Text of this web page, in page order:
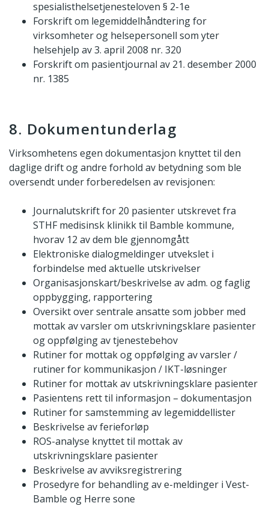
spesialisthelsetjenesteloven § 2-1e
Forskrift om legemiddelhåndtering for
virksomheter og helsepersonell som yter
helsehjelp av 3. april 2008 nr. 320
Forskrift om pasientjournal av 21. desember 2000
nr. 1385
8. Dokumentunderlag
Virksomhetens egen dokumentasjon knyttet til den
daglige drift og andre forhold av betydning som ble
oversendt under forberedelsen av revisjonen:
Journalutskrift for 20 pasienter utskrevet fra
STHF medisinsk klinikk til Bamble kommune,
hvorav 12 av dem ble gjennomgått
Elektroniske dialogmeldinger utvekslet i
forbindelse med aktuelle utskrivelser
Organisasjonskart/beskrivelse av adm. og faglig
oppbygging, rapportering
Oversikt over sentrale ansatte som jobber med
mottak av varsler om utskrivningsklare pasienter
og oppfølging av tjenestebehov
Rutiner for mottak og oppfølging av varsler /
rutiner for kommunikasjon / IKT-løsninger
Rutiner for mottak av utskrivningsklare pasienter
Pasientens rett til informasjon – dokumentasjon
Rutiner for samstemming av legemiddellister
Beskrivelse av ferieforløp
ROS-analyse knyttet til mottak av
utskrivningsklare pasienter
Beskrivelse av avviksregistrering
Prosedyre for behandling av e-meldinger i Vest-
Bamble og Herre sone